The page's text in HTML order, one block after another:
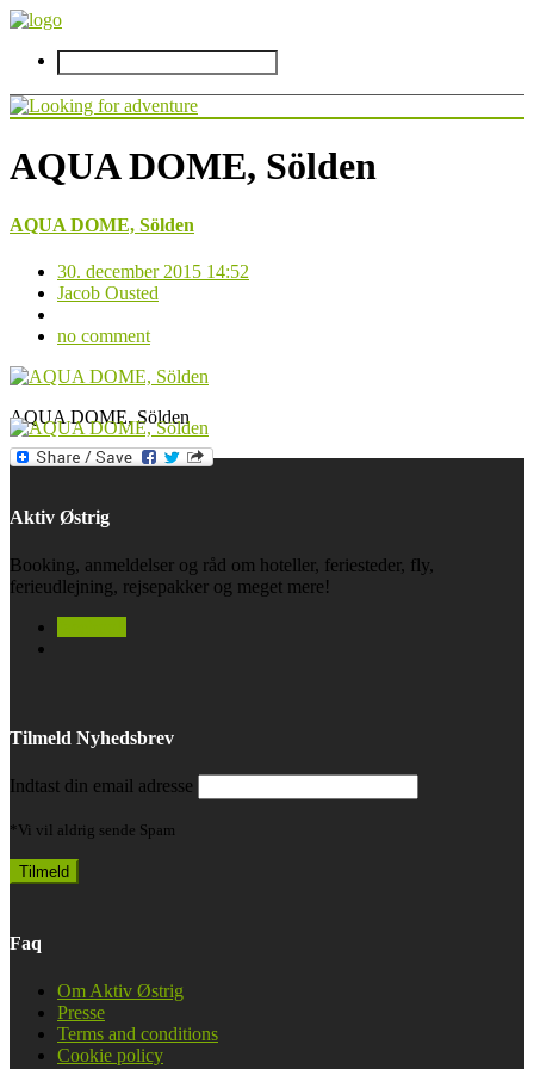
AQUA DOME, Sölden
AQUA DOME, Sölden
30. december 2015 14:52
Jacob Ousted
no comment
AQUA DOME, Sölden
Aktiv Østrig
Booking, anmeldelser og råd om hoteller, feriesteder, fly,
ferieudlejning, rejsepakker og meget mere!
Tilmeld Nyhedsbrev
Indtast din email adresse
*Vi vil aldrig sende Spam
Faq
Om Aktiv Østrig
Presse
Terms and conditions
Cookie policy